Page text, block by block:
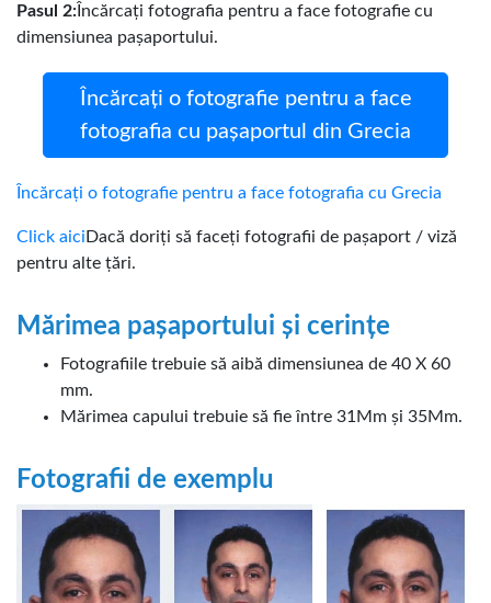
Pasul 2: Încărcați fotografia pentru a face fotografie cu
dimensiunea pașaportului.
Încărcați o fotografie pentru a face
fotografia cu pașaportul din Grecia
Încărcați o fotografie pentru a face fotografia cu Grecia
Click aici Dacă doriți să faceți fotografii de pașaport / viză
pentru alte țări.
Mărimea pașaportului și cerințe
Fotografiile trebuie să aibă dimensiunea de 40 X 60
mm.
Mărimea capului trebuie să fie între 31 Mm și 35Mm.
Fotografii de exemplu